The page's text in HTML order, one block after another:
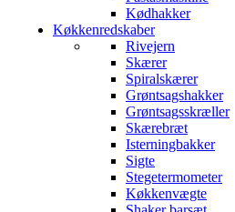
Kødhakker
Køkkenredskaber
Rivejern
Skærer
Spiralskærer
Grøntsagshakker
Grøntsagsskræller
Skærebræt
Isterningbakker
Sigte
Stegetermometer
Køkkenvægte